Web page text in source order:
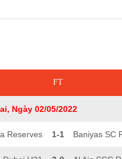
FT
Ngày 02/05/2022
Reserves 1-1 Baniyas SC